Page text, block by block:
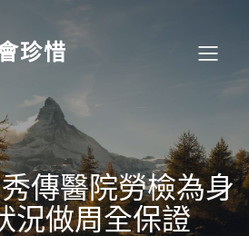
珍惜
傳醫院勞檢為身
況做周全保證